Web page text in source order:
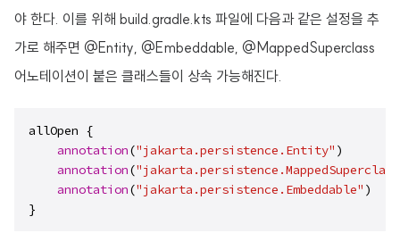
야 한다. 이를 위해 build.gradle.kts 파일에 다음과 같은 설정을 추
가로 해주면 @Entity, @Embeddable, @MappedSuperclass
어노테이션이 붙은 클래스들이 상속 가능해진다.
allOpen {
annotation("jakarta.persistence.Entity" )
annotation(
annotation("jakarta.persistence.Embeddable" )
}